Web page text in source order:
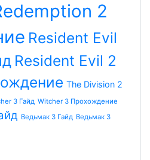
2
Resident Evil
Resident Evil 2
The Division 2
3 Гайд Witcher 3 Прохождение
Ведьмак 3 Гайд Ведьмак 3